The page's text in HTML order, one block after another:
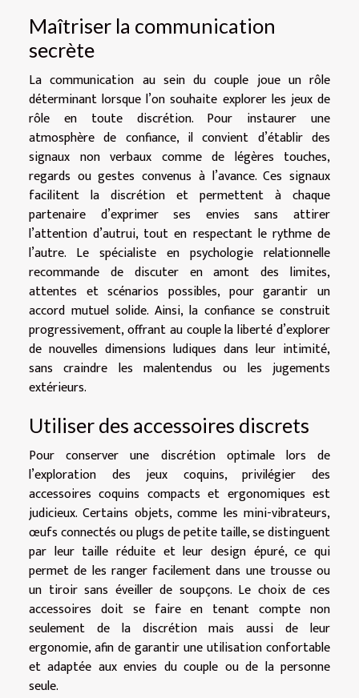
Maîtriser la communication
secrète
La communication au sein du couple joue un rôle
déterminant lorsque l’on souhaite explorer les jeux de
rôle en toute discrétion. Pour instaurer une
atmosphère de confiance, il convient d’établir des
signaux non verbaux comme de légères touches,
regards ou gestes convenus à l’avance. Ces signaux
facilitent la discrétion et permettent à chaque
partenaire d’exprimer ses envies sans attirer
l’attention d’autrui, tout en respectant le rythme de
l’autre. Le spécialiste en psychologie relationnelle
recommande de discuter en amont des limites,
attentes et scénarios possibles, pour garantir un
accord mutuel solide. Ainsi, la confiance se construit
progressivement, offrant au couple la liberté d’explorer
de nouvelles dimensions ludiques dans leur intimité,
sans craindre les malentendus ou les jugements
extérieurs.
Utiliser des accessoires discrets
Pour conserver une discrétion optimale lors de
l’exploration des jeux coquins, privilégier des
accessoires coquins compacts et ergonomiques est
judicieux. Certains objets, comme les mini-vibrateurs,
œufs connectés ou plugs de petite taille, se distinguent
par leur taille réduite et leur design épuré, ce qui
permet de les ranger facilement dans une trousse ou
un tiroir sans éveiller de soupçons. Le choix de ces
accessoires doit se faire en tenant compte non
seulement de la discrétion mais aussi de leur
ergonomie, afin de garantir une utilisation confortable
et adaptée aux envies du couple ou de la personne
seule.